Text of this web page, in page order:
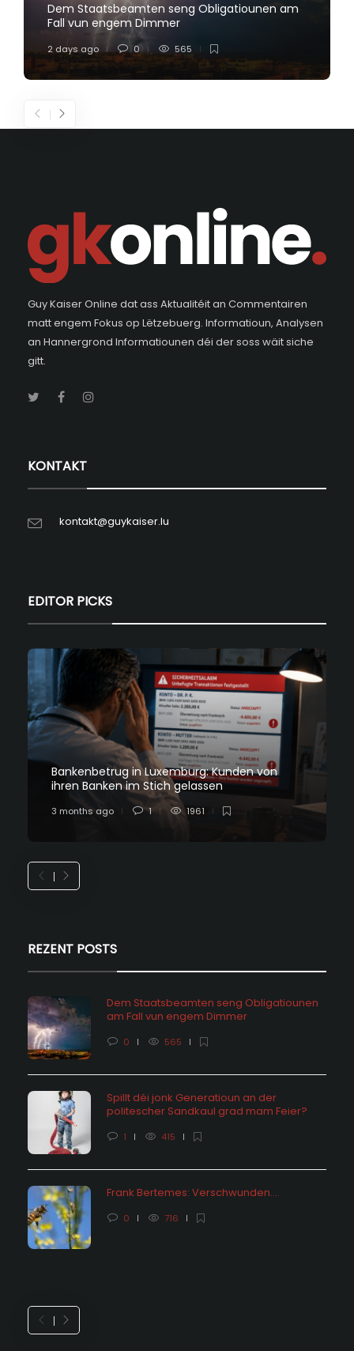
Dem Staatsbeamten seng Obligatiounen am
Fall vun engem Dimmer
2 days ago 0 565
Guy Kaiser Online dat ass Aktualitéit an Commentairen
matt engem Fokus op Lëtzebuerg. Informatioun, Analysen
an Hannergrond Informatiounen déi der soss wäit siche
gitt.
KONTAKT
kontakt@guykaiser.lu
EDITOR PICKS
Bankenbetrug in Luxemburg: Kunden von
ihren Banken im Stich gelassen
3 months ago 1 1961
REZENT POSTS
Dem Staatsbeamten seng Obligatiounen
am Fall vun engem Dimmer
0 565
Spillt déi jonk Generatioun an der
politescher Sandkaul grad mam Feier?
1 415
Frank Bertemes: Verschwunden….
0 716